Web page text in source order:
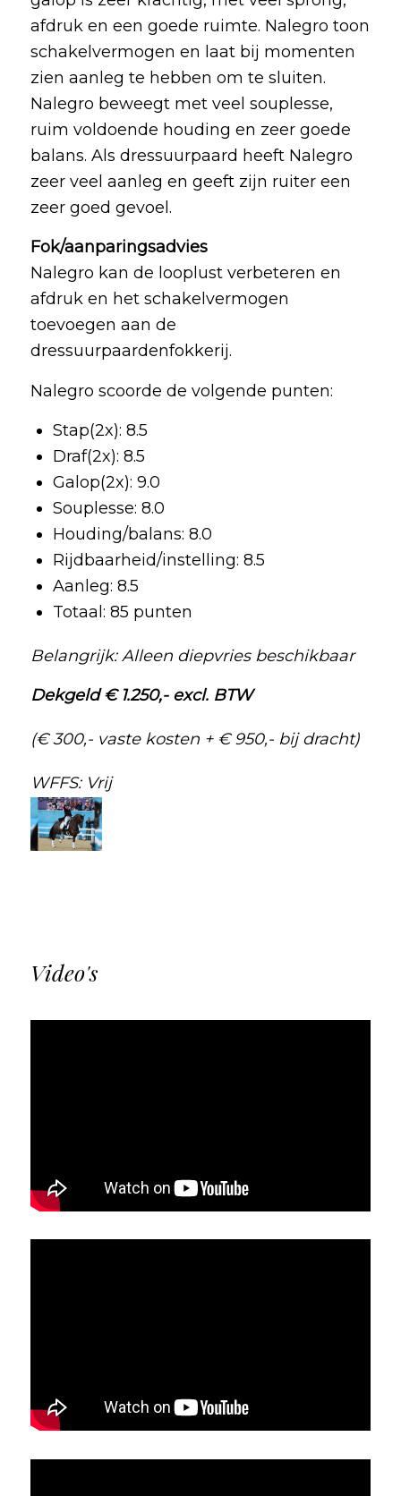
afdruk en een goede ruimte. Nalegro toon
schakelvermogen en laat bij momenten
zien aanleg te hebben om te sluiten.
Nalegro beweegt met veel souplesse,
ruim voldoende houding en zeer goede
balans. Als dressuurpaard heeft Nalegro
zeer veel aanleg en geeft zijn ruiter een
zeer goed gevoel.
Fok/aanparingsadvies
Nalegro kan de looplust verbeteren en
afdruk en het schakelvermogen
toevoegen aan de
dressuurpaardenfokkerij.
Nalegro scoorde de volgende punten:
Stap(2x): 8.5
Draf(2x): 8.5
Galop(2x): 9.0
Souplesse: 8.0
Houding/balans: 8.0
Rijdbaarheid/instelling: 8.5
Aanleg: 8.5
Totaal: 85 punten
Belangrijk: Alleen diepvries beschikbaar
Dekgeld € 1.250,- excl. BTW
(€ 300,- vaste kosten + € 950,- bij dracht)
WFFS: Vrij
Video's